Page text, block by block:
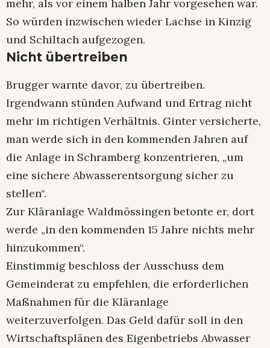
mehr, als vor einem halben Jahr vorgesehen war.
So würden inzwischen wieder Lachse in Kinzig
und Schiltach aufgezogen.
Nicht übertreiben
Brugger warnte davor, zu übertreiben.
Irgendwann stünden Aufwand und Ertrag nicht
mehr im richtigen Verhältnis. Ginter versicherte,
man werde sich in den kommenden Jahren auf
die Anlage in Schramberg konzentrieren, „um
eine sichere Abwasserentsorgung sicher zu
stellen“.
Zur Kläranlage Waldmössingen betonte er, dort
werde „in den kommenden 15 Jahre nichts mehr
hinzukommen“.
Einstimmig beschloss der Ausschuss dem
Gemeinderat zu empfehlen, die erforderlichen
Maßnahmen für die Kläranlage
weiterzuverfolgen. Das Geld dafür soll in den
Wirtschaftsplänen des Eigenbetriebs Abwasser